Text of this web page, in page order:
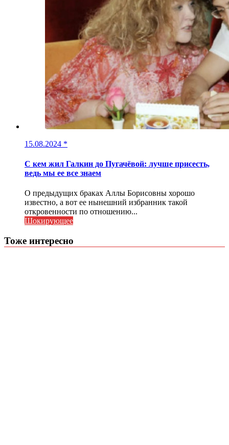
15.08.2024 *
С кем жил Галкин до Пугачёвой: лучше присесть,
ведь мы ее все знаем
О предыдущих браках Аллы Борисовны хорошо
известно, а вот ее нынешний избранник такой
откровенности по отношению...
Шокирующее
Тоже интересно